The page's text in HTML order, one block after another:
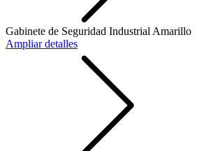
Gabinete de Seguridad Industrial Amarillo
Ampliar detalles